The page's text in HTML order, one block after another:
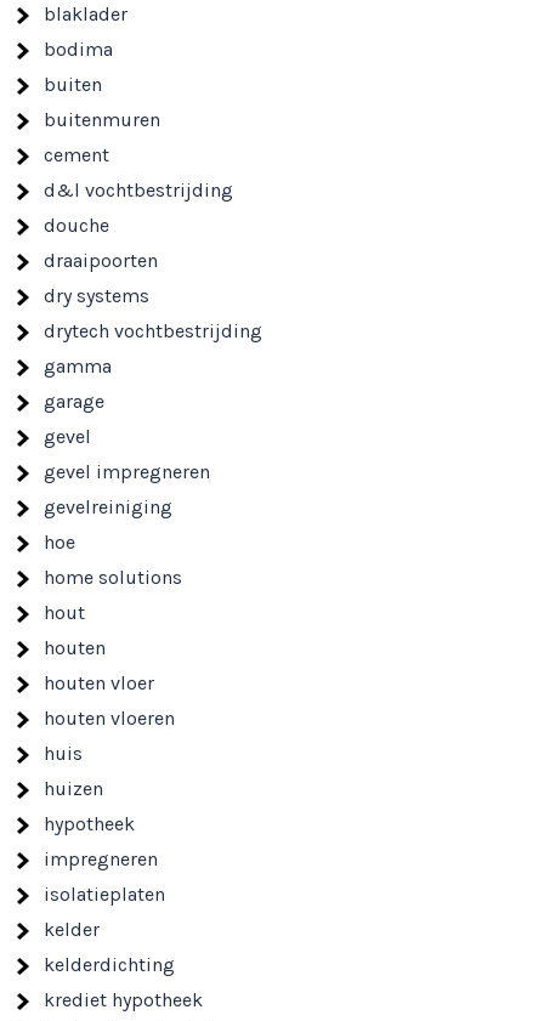
blaklader
bodima
buiten
buitenmuren
cement
d&l vochtbestrijding
douche
draaipoorten
dry systems
drytech vochtbestrijding
gamma
garage
gevel
gevel impregneren
gevelreiniging
hoe
home solutions
hout
houten
houten vloer
houten vloeren
huis
huizen
hypotheek
impregneren
isolatieplaten
kelder
kelderdichting
krediet hypotheek